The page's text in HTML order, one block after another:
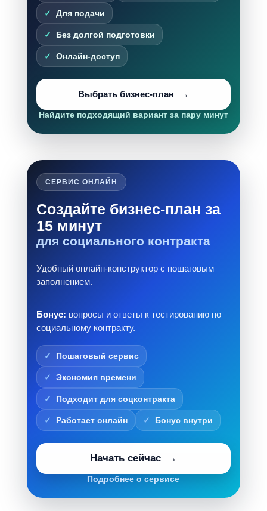
Для подачи
Без долгой подготовки
Онлайн-доступ
Выбрать бизнес-план
Найдите подходящий вариант за пару минут
СЕРВИС ОНЛАЙН
Создайте бизнес-план за
15 минут
для социального контракта
Удобный онлайн-конструктор с пошаговым
заполнением.
Бонус: вопросы и ответы к тестированию по
социальному контракту.
Пошаговый сервис
Экономия времени
Подходит для соцконтракта
Работает онлайн Бонус внутри
Начать сейчас
Подробнее о сервисе